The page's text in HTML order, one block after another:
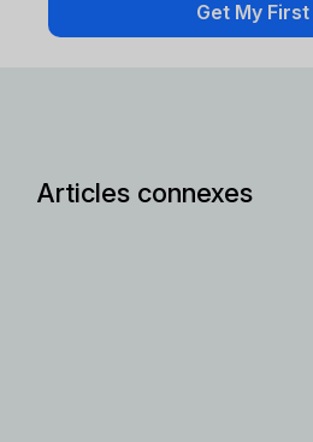
Articles connexes